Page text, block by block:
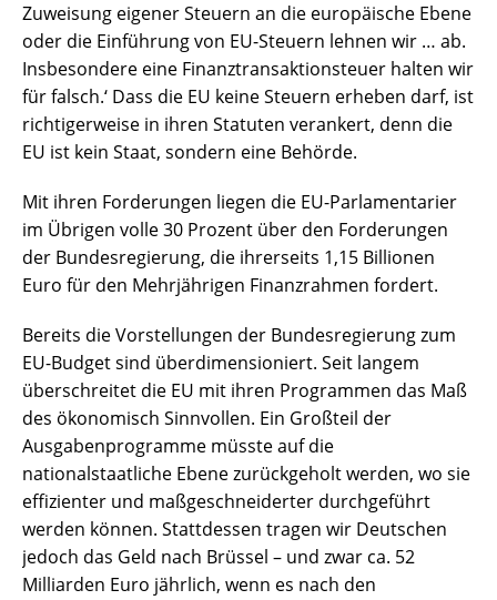
Zuweisung eigener Steuern an die europäische Ebene
oder die Einführung von EU-Steuern lehnen wir … ab.
Insbesondere eine Finanztransaktionsteuer halten wir
für falsch.‘ Dass die EU keine Steuern erheben darf, ist
richtigerweise in ihren Statuten verankert, denn die
EU ist kein Staat, sondern eine Behörde.
Mit ihren Forderungen liegen die EU-Parlamentarier
im Übrigen volle 30 Prozent über den Forderungen
der Bundesregierung, die ihrerseits 1,15 Billionen
Euro für den Mehrjährigen Finanzrahmen fordert.
Bereits die Vorstellungen der Bundesregierung zum
EU-Budget sind überdimensioniert. Seit langem
überschreitet die EU mit ihren Programmen das Maß
des ökonomisch Sinnvollen. Ein Großteil der
Ausgabenprogramme müsste auf die
nationalstaatliche Ebene zurückgeholt werden, wo sie
effizienter und maßgeschneiderter durchgeführt
werden können. Stattdessen tragen wir Deutschen
jedoch das Geld nach Brüssel – und zwar ca. 52
Milliarden Euro jährlich, wenn es nach den